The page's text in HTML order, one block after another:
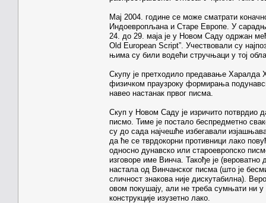
Мај 2004. године се може сматрати
Индоевропљана и Старе Европе. У
24. до 29. маја је у Новом Саду одржан
Old European Script”. Учествовали су
њима су били водећи стручњаци у тој
Скупу је претходило предавање Харалда
физичком праузроку формирања
навео настанак првог писма.
Скуп у Новом Саду је изричито потврдио
писмо. Тиме је постало беспредметно
су до сада најчешће избегавали
да ће се тврдокорни противници лако
односно дунавско или староевропско
изговоре име Винча. Такође је
настала од Винчанског писма (што је
сличност знакова није дискутабилна).
овом покушају, али не треба сумњати ни
конструкције изузетно лако.